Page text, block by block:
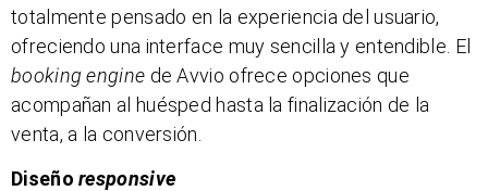
totalmente pensado en la experiencia del usuario,
ofreciendo una interface muy sencilla y entendible. El
booking engine de Avvio ofrece opciones que
acompañan al huésped hasta la finalización de la
venta, a la conversión.
Diseñoresponsive